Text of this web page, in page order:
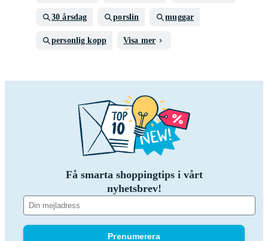
30 årsdag porslin muggar
personlig kopp Visa mer
Få smarta shoppingtips i vårt
nyhetsbrev!
Prenumerera